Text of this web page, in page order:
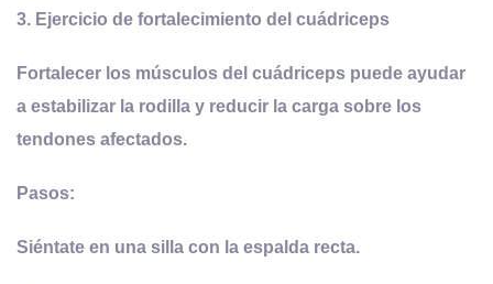
3. Ejercicio de fortalecimiento del cuádriceps
Fortalecer los músculos del cuádriceps puede ayudar
a estabilizar la rodilla y reducir la carga sobre los
tendones afectados.
Pasos:
Siéntate en una silla con la espalda recta.